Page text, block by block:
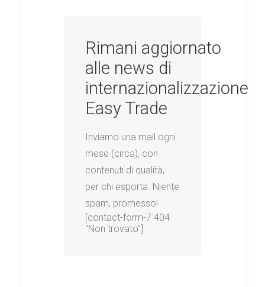
Rimani aggiornato
alle news di
internazionalizzazione
Easy Trade
Inviamo una mail ogni
mese (circa), con
contenuti di qualità,
per chi esporta. Niente
spam, promesso!
[contact-form-7 404
"Non trovato"]